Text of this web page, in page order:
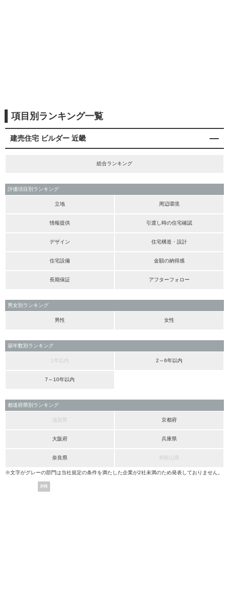
項目別ランキング一覧
建売住宅 ビルダー 近畿
総合ランキング
評価項目別ランキング
立地 周辺環境
情報提供 引渡し時の住宅確認
デザイン 住宅構造・設計
住宅設備 金額の納得感
長期保証 アフターフォロー
男女別ランキング
男性 女性
築年数別ランキング
1年以内 2～6年以内
7～10年以内
都道府県別ランキング
滋賀県 京都府
大阪府 兵庫県
奈良県 和歌山県
※文字がグレーの部門は当社規定の条件を満たした企業が2社未満のため発表しておりません。
PR